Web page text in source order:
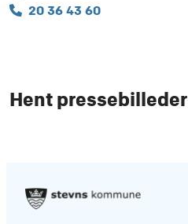
20 36 43 60
Hent pressebilleder